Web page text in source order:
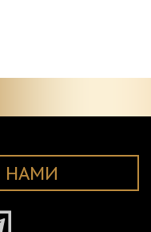
НАМИ